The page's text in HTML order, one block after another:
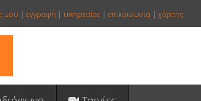
μου | εγγραφή | υπηρεσίες | επικοινωνία | χάρτης